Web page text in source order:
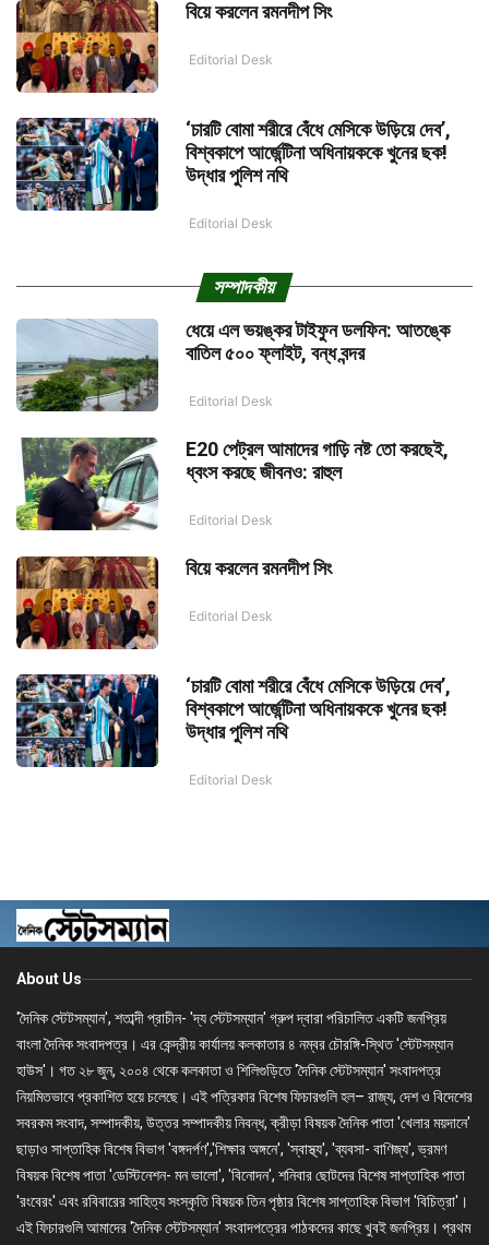
বিয়ে করলেন রমনদীপ সিং
Editorial Desk
‘চারটি বোমা শরীরে বেঁধে মেসিকে উড়িয়ে দেব’,
বিশ্বকাপে আর্জেন্টিনা অধিনায়ককে খুনের ছক!
উদ্ধার পুলিশ নথি
Editorial Desk
সম্পাদকীয়
ধেয়ে এল ভয়ঙ্কর টাইফুন ডলফিন: আতঙ্কে
বাতিল ৫০০ ফ্লাইট, বন্ধ বন্দর
Editorial Desk
E20 পেট্রল আমাদের গাড়ি নষ্ট তো করছেই,
ধ্বংস করছে জীবনও: রাহুল
Editorial Desk
বিয়ে করলেন রমনদীপ সিং
Editorial Desk
‘চারটি বোমা শরীরে বেঁধে মেসিকে উড়িয়ে দেব’,
বিশ্বকাপে আর্জেন্টিনা অধিনায়ককে খুনের ছক!
উদ্ধার পুলিশ নথি
Editorial Desk
About Us
'দৈনিক স্টেটসম্যান', শতাব্দী প্রাচীন- 'দ্য স্টেটসম্যান' গ্রুপ দ্বারা পরিচালিত একটি জনপ্রিয়
বাংলা দৈনিক সংবাদপত্র। এর কেন্দ্রীয় কার্যালয় কলকাতার ৪ নম্বর চৌরঙ্গি-স্থিত 'স্টেটসম্যান
হাউস'। গত ২৮ জুন, ২০০৪ থেকে কলকাতা ও শিলিগুড়িতে 'দৈনিক স্টেটসম্যান' সংবাদপত্র
নিয়মিতভাবে প্রকাশিত হয়ে চলেছে। এই পত্রিকার বিশেষ ফিচারগুলি হল– রাজ্য, দেশ ও বিদেশের
সবরকম সংবাদ, সম্পাদকীয়, উত্তর সম্পাদকীয় নিবন্ধ, ক্রীড়া বিষয়ক দৈনিক পাতা 'খেলার ময়দানে'
ছাড়াও সাপ্তাহিক বিশেষ বিভাগ 'বঙ্গদর্পণ','শিক্ষার অঙ্গনে', 'স্বাস্থ্য', 'ব্যবসা- বাণিজ্য', ভ্রমণ
বিষয়ক বিশেষ পাতা 'ডেস্টিনেশন- মন ভালো', 'বিনোদন', শনিবার ছোটদের বিশেষ সাপ্তাহিক পাতা
'রংবেরং' এবং রবিবারের সাহিত্য সংস্কৃতি বিষয়ক তিন পৃষ্ঠার বিশেষ সাপ্তাহিক বিভাগ 'বিচিত্রা'।
এই ফিচারগুলি আমাদের 'দৈনিক স্টেটসম্যান' সংবাদপত্রের পাঠকদের কাছে খুবই জনপ্রিয়। প্রথম